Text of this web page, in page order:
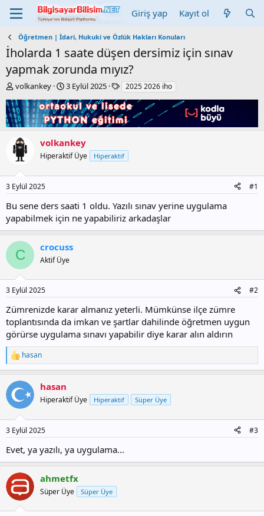
Giriş yap Kayıt ol
Öğretmen | İdari, Hukuki ve Özlük Hakları Konuları
İholarda 1 saate düşen dersimiz için sınav
yapmak zorunda mıyız?
K
n
b
u
y
u
b
a
l
a
t
a
n
volkankey
B
ş
l
a
g
ı
a
r
i
h
i
3 Eylül 2025
E
i
k
e
l
e
2025 2026 iho
volkankey
Hiperaktif Üye Hiperaktif
3 Eylül 2025 #1
Bu sene ders saati 1 oldu. Yazılı sınav yerine uygulama
yapabilmek için ne yapabiliriz arkadaşlar
C crocuss
Aktif Üye
3 Eylül 2025 #2
Zümrenizde karar almanız yeterli. Mümkünse ilçe zümre
toplantısında da imkan ve şartlar dahilinde öğretmen uygun
görürse uygulama sınavı yapabilir diye karar alın aldırın
T
e
k
i
l
hasan
hasan
Hiperaktif Üye Hiperaktif Süper Üye
3 Eylül 2025 #3
Evet, ya yazılı, ya uygulama...
ahmetfx
Süper Üye Süper Üye